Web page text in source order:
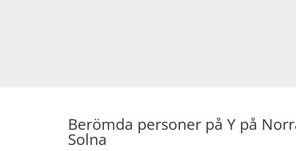
Berömda personer på Y på
Solna